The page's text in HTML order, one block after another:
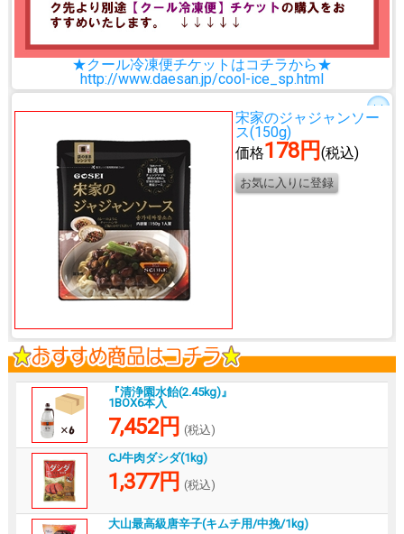
★クール冷凍便チケットはコチラから★
http://www.daesan.jp/cool-ice_sp.html
宋家のジャジャンソー
ス(150g)
価格178円 (税込)
『清浄園水飴(2.45kg)』
1BOX6本入
7,452円 (税込)
CJ牛肉ダシダ(1kg)
1,377円 (税込)
大山最高級唐辛子(キムチ用/中挽/1kg)